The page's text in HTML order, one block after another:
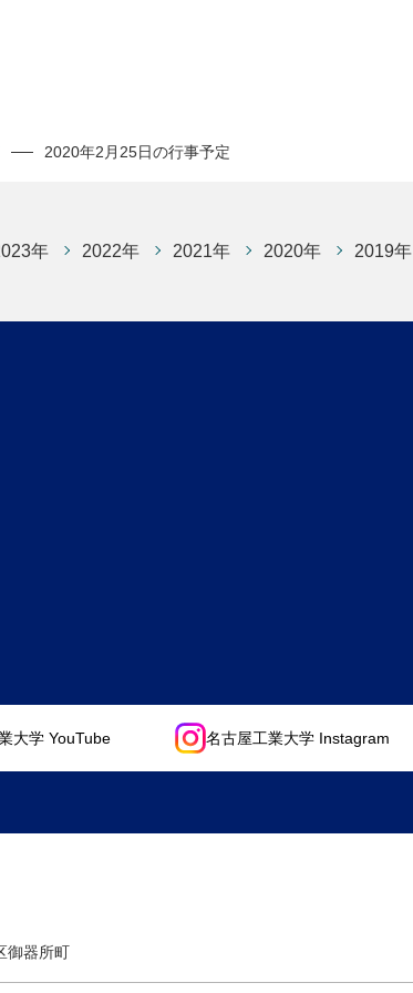
2020年2月25日の行事予定
年 2022年 2021年 2020年 2019年
大学 YouTube 名古屋工業大学 Instagram
御器所町